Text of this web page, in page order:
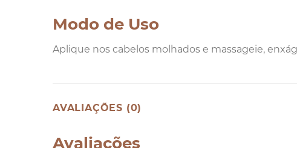
Modo de Uso
Aplique nos cabelos molhados e massageie,
AVALIAÇÕES (0)
Avaliações